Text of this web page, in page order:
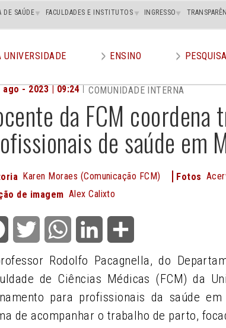
DE SAÚDE FACULDADES E INSTITUTOS INGRESSO
UNIVERSIDADE ENSINO PESQUISA
da FCM coordena
de saúde em
ago - 2023 | 09:24 COMUNIDADE INTERNA
Karen Moraes (Comunicação FCM) Fotos
de imagem Alex Calixto
Facebook Twitter WhatsApp LinkedIn
Rodolfo Pacagnella, do
de Ciências Médicas (FCM) da
para profissionais da saúde
de acompanhar o trabalho de parto,